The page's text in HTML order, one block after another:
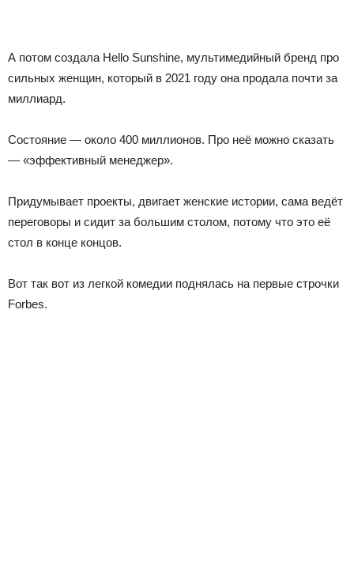
А потом создала Hello Sunshine, мультимедийный бренд про
сильных женщин, который в 2021 году она продала почти за
миллиард.
Состояние — около 400 миллионов. Про неё можно сказать
— «эффективный менеджер».
Придумывает проекты, двигает женские истории, сама ведёт
переговоры и сидит за большим столом, потому что это её
стол в конце концов.
Вот так вот из легкой комедии поднялась на первые строчки
Forbes.